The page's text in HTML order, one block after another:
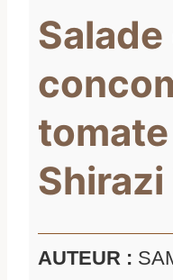
Salade
AUTEUR :